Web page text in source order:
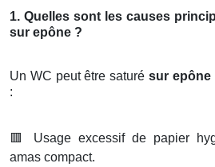
1. Quelles sont les causes
sur epône ?
Un WC peut être saturé sur epône
:
🟥
Usage excessif de papier
amas compact.